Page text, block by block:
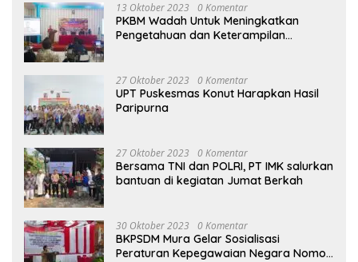
13 Oktober 2023 0 Komentar
PKBM Wadah Untuk Meningkatkan
Pengetahuan dan Keterampilan
27 Oktober 2023 0 Komentar
UPT Puskesmas Konut Harapkan Hasil
Paripurna
27 Oktober 2023 0 Komentar
Bersama TNI dan POLRI, PT IMK salurkan
bantuan di kegiatan Jumat Berkah
30 Oktober 2023 0 Komentar
BKPSDM Mura Gelar Sosialisasi
Peraturan Kepegawaian Negara Nomor